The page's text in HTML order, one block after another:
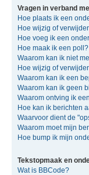
Vragen in verband
Hoe plaats ik een
Hoe wijzig of
Hoe voeg ik een
Hoe maak ik een poll?
Waarom kan ik niet
Hoe wijzig of
Waarom kan ik een
Waarom kan ik geen
Waarom ontving ik
Hoe kan ik berichten
Waarvoor dient de
Waarom moet mijn
Hoe bump ik mijn
Tekstopmaak en
Wat is BBCode?